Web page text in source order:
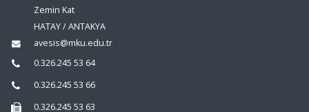
Zemin Kat
HATAY / ANTAKYA
avesis@mku.edu.tr
0.326.245 53 64
0.326.245 53 66
0.326.245 53 63